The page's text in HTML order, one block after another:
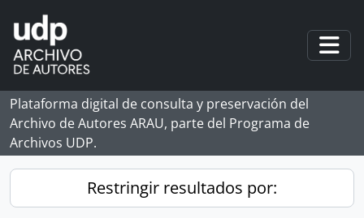
Skip to main content
Plataforma digital de consulta y preservación del
Archivo de Autores ARAU, parte del Programa de
Archivos UDP.
Restringir resultados por: